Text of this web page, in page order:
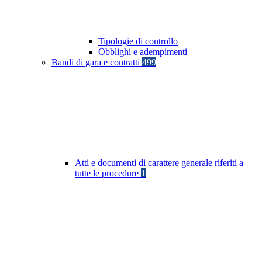
Tipologie di controllo
Obblighi e adempimenti
Bandi di gara e contratti 499
Atti e documenti di carattere generale riferiti a
tutte le procedure 1